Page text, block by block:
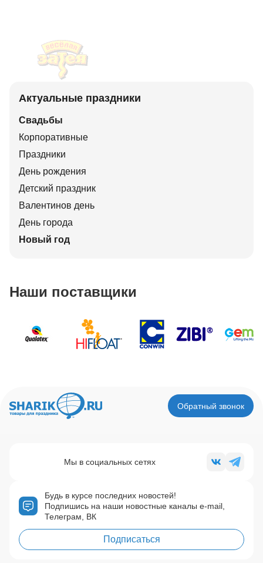
Актуальные праздники
Свадьбы
Корпоративные
Праздники
День рождения
Детский праздник
Валентинов день
День города
Новый год
Наши поставщики
Обратный звонок
Будь в курсе последних новостей!
Подпишись на наши новостные каналы e-mail,
Телеграм, ВК
Подписаться
Мы в социальных сетях